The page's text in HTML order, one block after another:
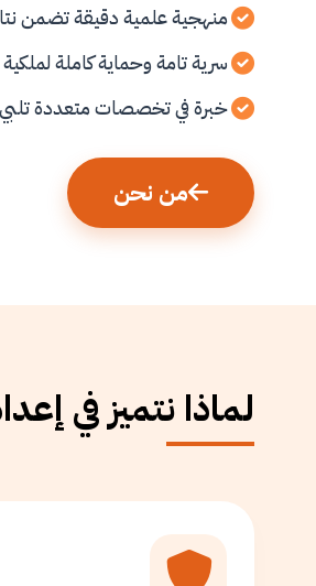
منهجية علمية دقيقة تضمن
سرية تامة وحماية كاملة
خبرة في تخصصات متعددة تلبي
من نحن
لماذا نتميز في